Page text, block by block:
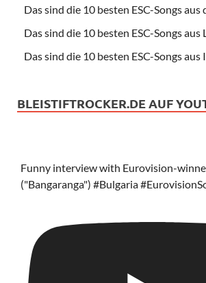
Das sind die 10 besten ESC-Songs aus
Das sind die 10 besten ESC-Songs aus
Das sind die 10 besten ESC-Songs aus
BLEISTIFTROCKER.DE AUF
Funny interview with Eurovision-
("Bangaranga") #Bulgaria